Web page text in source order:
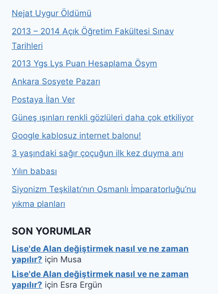
Nejat Uygur Öldümü
2013 – 2014 Açık Öğretim Fakültesi Sınav
Tarihleri
2013 Ygs Lys Puan Hesaplama Ösym
Ankara Sosyete Pazarı
Postaya İlan Ver
Güneş ışınları renkli gözlüleri daha çok etkiliyor
Google kablosuz internet balonu!
3 yaşındaki sağır çoçuğun ilk kez duyma anı
Yılın babası
Siyonizm Teşkilatı’nın Osmanlı İmparatorluğu’nu
yıkma planları
SON YORUMLAR
Lise'de Alan değiştirmek nasıl ve ne zaman
yapılır? için Musa
Lise'de Alan değiştirmek nasıl ve ne zaman
yapılır? için Esra Ergün